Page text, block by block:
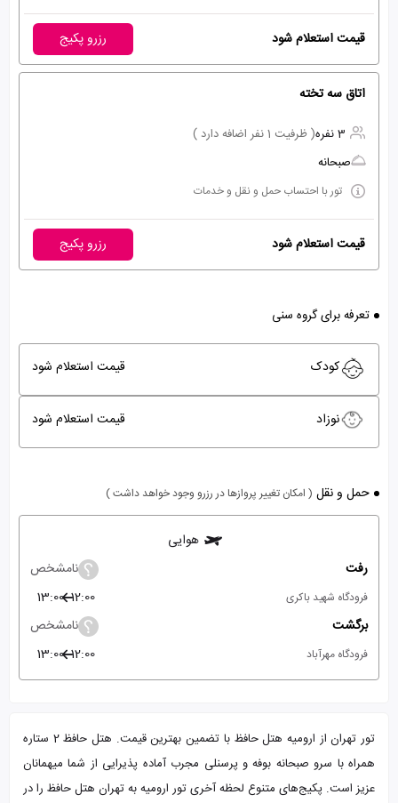
قیمت استعلام شود رزرو پکیج
اتاق سه تخته
3 نفره
( ظرفیت 1 نفر اضافه دارد )
صبحانه
تور با احتساب حمل و نقل و خدمات
قیمت استعلام شود رزرو پکیج
تعرفه برای گروه سنی
کودک قیمت استعلام شود
نوزاد قیمت استعلام شود
حمل و نقل ( امکان تغییر پروازها در رزرو وجود خواهد داشت )
هوایی
رفت
نامشخص
فرودگاه شهید باکری 12:00
13:00
برگشت
نامشخص
فرودگاه مهرآباد 12:00
13:00
تور تهران از ارومیه هتل حافظ با تضمین بهترین قیمت. هتل حافظ 2 ستاره
همراه با سرو صبحانه بوفه و پرسنلی مجرب آماده پذیرایی از شما میهمانان
عزیز است. پکیج‌های متنوع لحظه آخری تور ارومیه به تهران هتل حافظ را در